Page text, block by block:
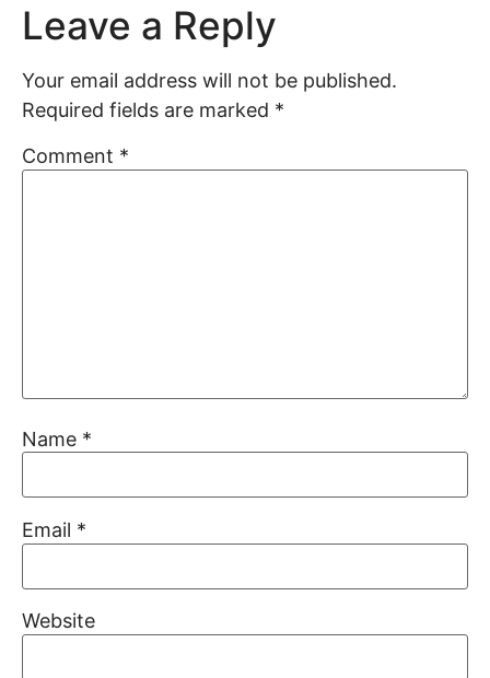
Leave a Reply
Your email address will not be published.
Required fields are marked *
Comment *
Name *
Email *
Website